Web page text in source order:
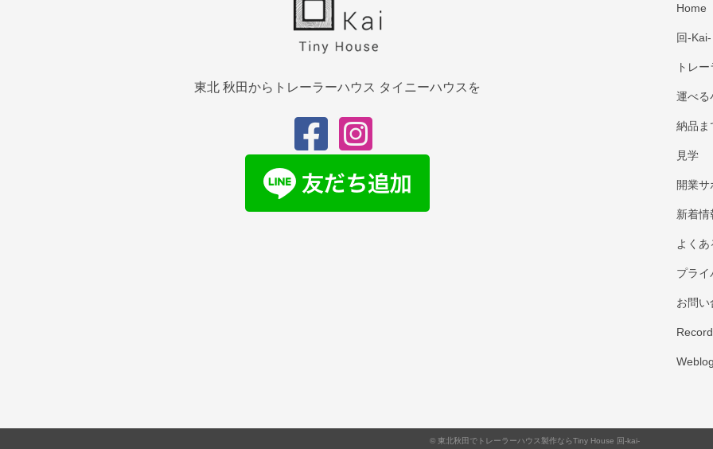
東北 秋田からトレーラーハウス タイニーハウスを
Home
回-Kai-
トレ
運べる
納品ま
見学
開業サ
新着情
よくあ
プライ
お問い
Record
Weblog
© 東北秋田でトレーラーハウス製作ならTiny House 回-kai-